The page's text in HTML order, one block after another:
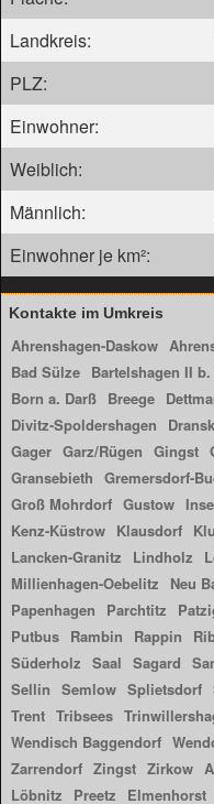
Landkreis:
PLZ:
Einwohner:
Weiblich:
Männlich:
Einwohner je km²:
Kontakte im Umkreis
Ahrenshagen-Daskow
Bad Sülze Bartelshagen II
Born a. Darß Breege
Divitz-Spoldershagen
Gager Garz/Rügen Gingst
Gransebieth Gremersdorf-
Groß Mohrdorf Gustow
Kenz-Küstrow Klausdorf
Lancken-Granitz
Lindholz
Millienhagen-Oebelitz
Neu
Papenhagen
Parchtitz
Putbus Rambin Rappin
Süderholz Saal Sagard
Sellin Semlow Splietsdorf
Trent Tribsees
Wendisch Baggendorf
Zarrendorf Zingst Zirkow
Löbnitz
Preetz Elmenhorst